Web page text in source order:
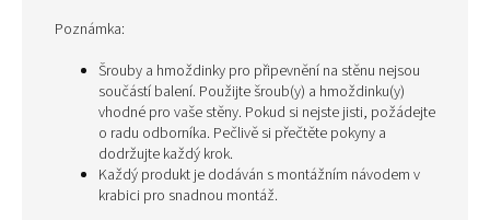
Poznámka:
Šrouby a hmoždinky pro připevnění na stěnu nejsou
součástí balení. Použijte šroub(y) a hmoždinku(y)
vhodné pro vaše stěny. Pokud si nejste jisti, požádejte
o radu odborníka. Pečlivě si přečtěte pokyny a
dodržujte každý krok.
Každý produkt je dodáván s montážním návodem v
krabici pro snadnou montáž.